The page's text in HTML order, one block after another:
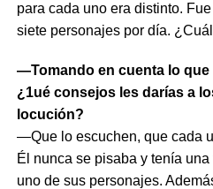
para cada uno era distinto.
siete personajes por día.
—Tomando en cuenta lo que
¿1ué consejos les darías a
locución?
—Que lo escuchen, que cada
Él nunca se pisaba y tenía
uno de sus personajes.